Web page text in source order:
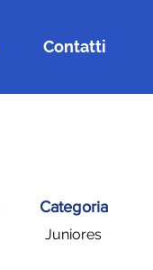
Contatti
Categoria
Juniores